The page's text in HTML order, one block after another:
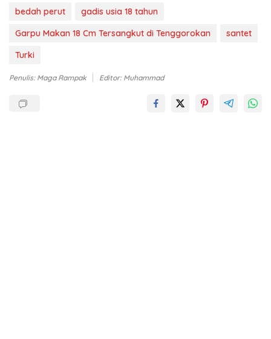
bedah perut
gadis usia 18 tahun
Garpu Makan 18 Cm Tersangkut di Tenggorokan
santet
Turki
Penulis: Maga Rampak Editor: Muhammad